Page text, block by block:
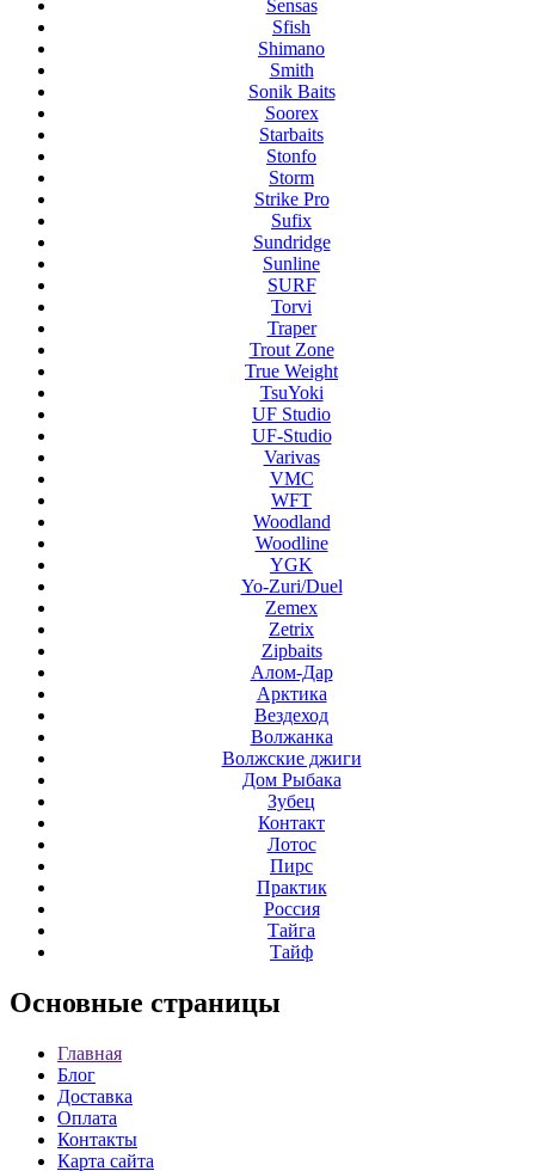
Sensas
Sfish
Shimano
Smith
Sonik Baits
Soorex
Starbaits
Stonfo
Storm
Strike Pro
Sufix
Sundridge
Sunline
SURF
Torvi
Traper
Trout Zone
True Weight
TsuYoki
UF Studio
UF-Studio
Varivas
VMC
WFT
Woodland
Woodline
YGK
Yo-Zuri/Duel
Zemex
Zetrix
Zipbaits
Алом-Дар
Арктика
Вездеход
Волжанка
Волжские джиги
Дом Рыбака
Зубец
Контакт
Лотос
Пирс
Практик
Россия
Тайга
Тайф
Основные страницы
Главная
Блог
Доставка
Оплата
Контакты
Карта сайта